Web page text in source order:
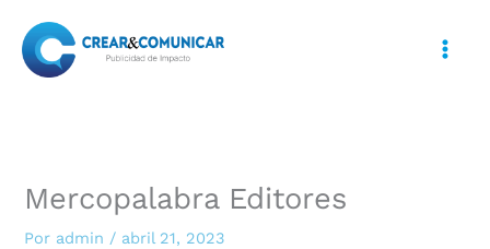
contenido
Mercopalabra Editores
Por admin / abril 21, 2023